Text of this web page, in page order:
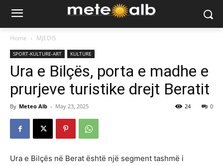
Home MJEDIS
SPORT-KULTURE-ART KULTURE
Ura e Bilçës, porta e madhe e
prurjeve turistike drejt Beratit
By Meteo Alb - May 23, 2025 0
24
Ura e Bilçës në Berat është një segment tashmë i